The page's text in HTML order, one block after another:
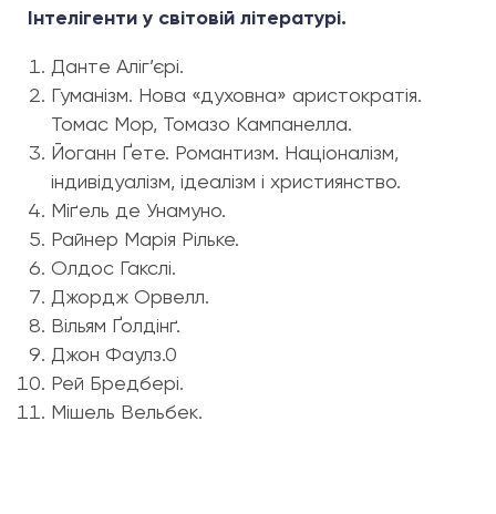
Інтелігенти у світовій літературі.
Данте Аліг’єрі.
Гуманізм. Нова «духовна» аристократія.
Томас Мор, Томазо Кампанелла.
Йоганн Ґете. Романтизм. Націоналізм,
індивідуалізм, ідеалізм і християнство.
Міґель де Унамуно.
Райнер Марія Рільке.
Олдос Гакслі.
Джордж Орвелл.
Вільям Ґолдінґ.
Джон Фаулз.0
Рей Бредбері.
Мішель Вельбек.